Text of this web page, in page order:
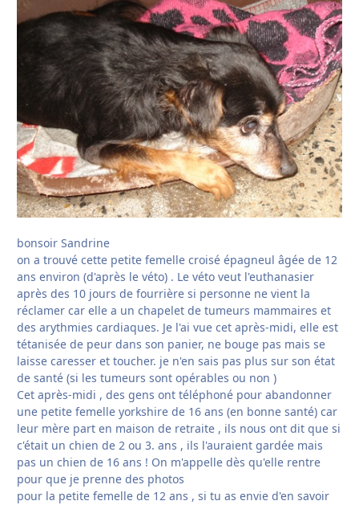
bonsoir Sandrine
on a trouvé cette petite femelle croisé épagneul âgée de 12
ans environ (d'après le véto) . Le véto veut l'euthanasier
après des 10 jours de fourrière si personne ne vient la
réclamer car elle a un chapelet de tumeurs mammaires et
des arythmies cardiaques. Je l'ai vue cet après-midi, elle est
tétanisée de peur dans son panier, ne bouge pas mais se
laisse caresser et toucher. je n'en sais pas plus sur son état
de santé (si les tumeurs sont opérables ou non )
Cet après-midi , des gens ont téléphoné pour abandonner
une petite femelle yorkshire de 16 ans (en bonne santé) car
leur mère part en maison de retraite , ils nous ont dit que si
c'était un chien de 2 ou 3. ans , ils l'auraient gardée mais
pas un chien de 16 ans ! On m'appelle dès qu'elle rentre
pour que je prenne des photos
pour la petite femelle de 12 ans , si tu as envie d'en savoir